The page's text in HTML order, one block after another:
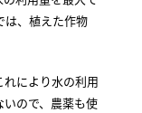
は、植えた作物
により水の利用
ので、農薬も使